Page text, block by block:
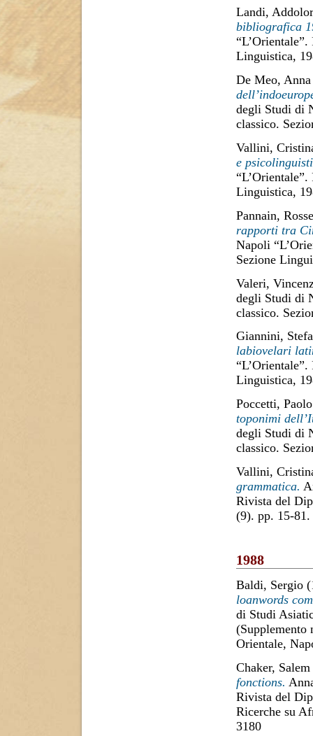
Landi,
bibliografica
Linguistica,
De Meo, Anna
degli Studi di
classico.
Vallini,
e
Linguistica,
Pannain,
rapporti tra
Napoli
Sezione
Valeri,
degli Studi di
classico.
Giannini,
labiovelari
Linguistica,
Poccetti, Paolo
toponimi
degli Studi di
classico.
Vallini,
grammatica.
Rivista del
(9). pp. 15-81.
1988
Baldi, Sergio
loanwords
di Studi
Orientale,
Chaker, Salem
fonctions.
Rivista del
Ricerche su
3180